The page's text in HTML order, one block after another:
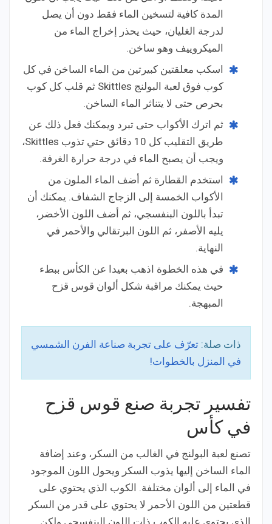
المدة كافية لتسخين الماء فقط دون أن يصل
لدرجة الغليان، حيث يحذر إخراج الماء من
الميكروييف وهو ساخن.
اسكب معلقتين كبيرتين من الماء الساخن في كل
كوب فوق لعبة البولنج Skittles ثم قلب كل كوب
بحرص حتى لا يتناثر الماء الساخن.
ثم اترك الأكواب حتى تبرد ويمكنك فعل ذلك عن
طريق التقليب كل 10 دقائق حتي تذوب Skittles،
ويجب أن يصبح الماء في درجة حرارة الغرفة.
استخدم القطارة ثم أضف الماء الملون من
الأكواب الخمسة إلى الزجاج الشفاف. يمكنك أن
تبدأ باللون البنفسجي، ثم أضف اللون الأخضر،
يليه الأصفر، ثم اللون البرتقالي والأحمر في
النهاية.
في هذه الخطوة اذهب بعيدا عن الكأس ببطء
حيث يمكنك مراقبة شكل ألوان قوس قزح
المبهجة.
ذات صلة: تعرّف على تجربة صناعة الفرن الشمسي
في المنزل بالخطوات!
تفسير تجربة صنع قوس قزح
في كأس
تصنع لعبة البولنج في الغالب من السكر، وعند إضافة
الماء الساخن إليها يذوب السكر ويحول اللون الموجود
في الماء إلى ألوان مختلفة. الكوب الذي يحتوي على
قطعتين من اللون الأحمر لا يحتوي على قدر من السكر